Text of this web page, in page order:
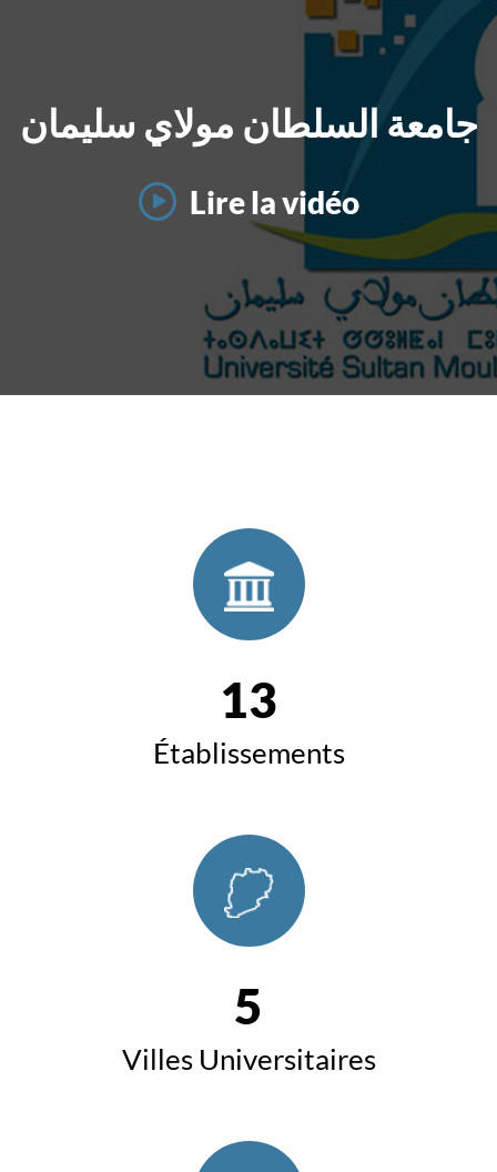
جامعة السلطان مولاي سليمان
Lire la vidéo
13
Établissements
5
Villes Universitaires